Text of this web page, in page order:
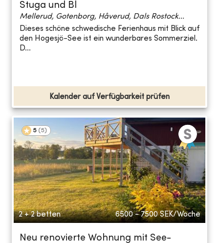
Stuga und Bl
Mellerud, Gotenborg, Håverud, Dals Rostock...
Dieses schöne schwedische Ferienhaus mit Blick auf
den Hogesjö-See ist ein wunderbares Sommerziel.
D...
Kalender auf Verfügbarkeit prüfen
5 (5)
2 + 2 betten 6500 - 7500 SEK/Woche
Neu renovierte Wohnung mit See-